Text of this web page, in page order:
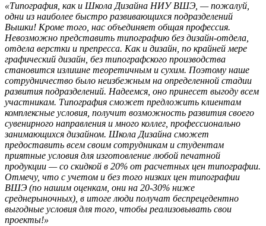
«Типография, как и Школа Дизайна НИУ ВШЭ, — пожалуй,
одни из наиболее быстро развивающихся подразделений
Вышки! Кроме того, нас объединяет общая профессия.
Невозможно представить типографию без дизайн-отдела,
отдела верстки и препресса. Как и дизайн, по крайней мере
графический дизайн, без типографского производства
становится излишне теоретичным и сухим. Поэтому наше
сотрудничество было неизбежным на определенной стадии
развития подразделений. Надеемся, оно принесет выгоду всем
участникам. Типография сможет предложить клиентам
комплексные условия, получит возможность развития своего
сувенирного направления и много коллег, профессионально
занимающихся дизайном. Школа Дизайна сможет
предоставить всем своим сотрудникам и студентам
приятные условия для изготовление любой печатной
продукции — со скидкой в 20% от расчетных цен типографии.
Отмечу, что с учетом и без того низких цен типографии
ВШЭ (по нашим оценкам, они на 20-30% ниже
среднерыночных), в итоге люди получат беспрецедентно
выгодные условия для того, чтобы реализовывать свои
проекты!»